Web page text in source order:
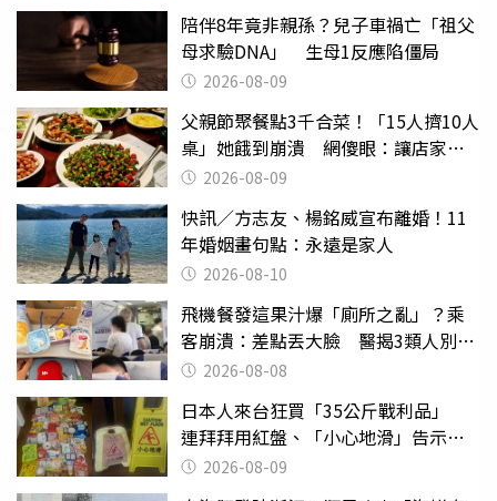
陪伴8年竟非親孫？兒子車禍亡「祖父
母求驗DNA」 生母1反應陷僵局
2026-08-09
父親節聚餐點3千合菜！「15人擠10人
桌」她餓到崩潰 網傻眼：讓店家看
笑話2026-08-09
快訊／方志友、楊銘威宣布離婚！11
年婚姻畫句點：永遠是家人
2026-08-10
飛機餐發這果汁爆「廁所之亂」？乘
客崩潰：差點丟大臉 醫揭3類人別亂
喝 2026-08-08
日本人來台狂買「35公斤戰利品」
連拜拜用紅盤、「小心地滑」告示牌
也帶回家
2026-08-09